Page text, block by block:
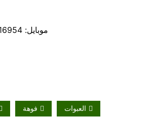
موبايل: 01211116954 – 01211116955 – 01211116956 – – 01211116958
العبوات فوهة